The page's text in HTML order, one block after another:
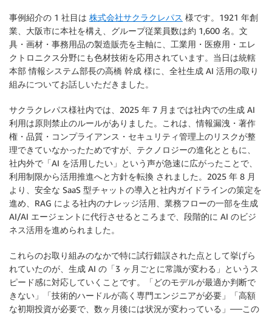
事例紹介の 1 社目は 株式会社サクラクレパス 様です。1921 年創
業、大阪市に本社を構え、グループ従業員数は約 1,600 名。文
具・画材・事務用品の製造販売を主軸に、工業用・医療用・エレ
クトロニクス分野にも色材技術を応用されています。当日は統轄
本部 情報システム部長の高橋 幹成 様に、全社生成 AI 活用の取り
組みについてお話しいただきました。
サクラクレパス様社内では、2025 年 7 月までは社内での生成 AI
利用は原則禁止のルールがありました。これは、情報漏洩・著作
権・品質・コンプライアンス・セキュリティ管理上のリスクが整
理できていなかったためですが、テクノロジーの進化とともに、
社内外で「AI を活用したい」という声が急速に広がったことで、
利用制限から活用推進へと方針を転換 されました。2025 年 8 月
より、安全な SaaS 型チャットの導入と社内ガイドラインの策定を
進め、RAG による社内のナレッジ活用、業務フローの一部を生成
AI/AI エージェントに代行させるところまで、段階的に AI のビジ
ネス活用を進められました。
これらのお取り組みのなかで特に試行錯誤された点として挙げら
れていたのが、生成 AI の「3 ヶ月ごとに常識が変わる」というス
ピード感に対応していくことです。「どのモデルが最適か判断で
きない」「技術的ハードルが高く専門エンジニアが必要」「高額
な初期投資が必要で、数ヶ月後には状況が変わっている」──この